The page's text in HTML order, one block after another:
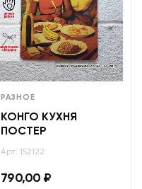
РАЗНОЕ
КОНГО КУХНЯ
ПОСТЕР
Арт: 152122
790,00 ₽